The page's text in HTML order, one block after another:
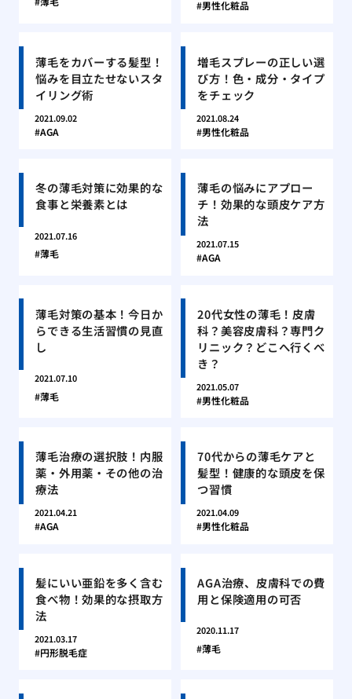
男性化粧品
薄毛をカバーする髪型！
悩みを目立たせないスタ
イリング術
2021.09.02
AGA
増毛スプレーの正しい選
び方！色・成分・タイプ
をチェック
2021.08.24
男性化粧品
冬の薄毛対策に効果的な
食事と栄養素とは
2021.07.16
薄毛
薄毛の悩みにアプロー
チ！効果的な頭皮ケア方
法
2021.07.15
AGA
薄毛対策の基本！今日か
らできる生活習慣の見直
し
2021.07.10
薄毛
20代女性の薄毛！皮膚
科？美容皮膚科？専門ク
リニック？どこへ行くべ
き？
2021.05.07
男性化粧品
薄毛治療の選択肢！内服
薬・外用薬・その他の治
療法
2021.04.21
AGA
70代からの薄毛ケアと
髪型！健康的な頭皮を保
つ習慣
2021.04.09
男性化粧品
髪にいい亜鉛を多く含む
食べ物！効果的な摂取方
法
2021.03.17
円形脱毛症
AGA治療、皮膚科での費
用と保険適用の可否
2020.11.17
薄毛